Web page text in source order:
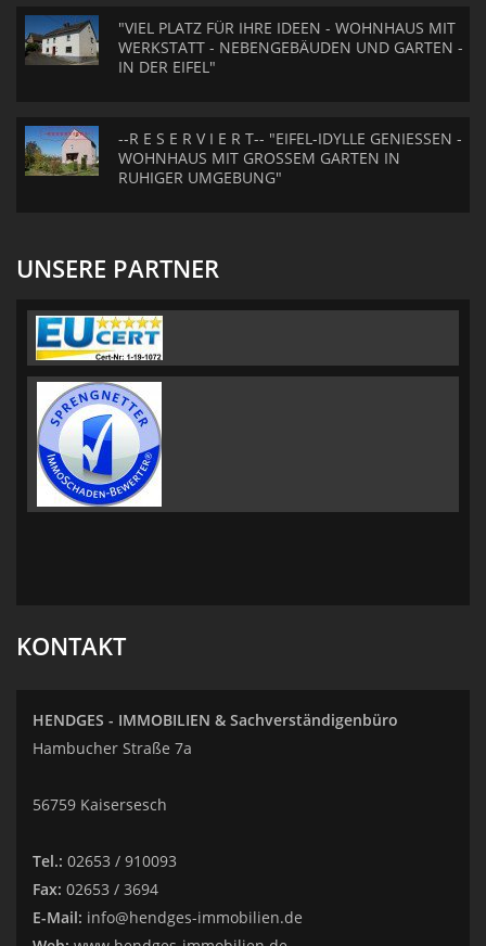
"VIEL PLATZ FÜR IHRE IDEEN - WOHNHAUS MIT
WERKSTATT - NEBENGEBÄUDEN UND GARTEN -
IN DER EIFEL"
--R E S E R V I E R T-- "EIFEL-IDYLLE GENIESSEN -
WOHNHAUS MIT GROSSEM GARTEN IN
RUHIGER UMGEBUNG"
UNSERE PARTNER
KONTAKT
HENDGES - IMMOBILIEN & Sachverständigenbüro
Hambucher Straße 7a
56759 Kaisersesch
Tel.: 02653 / 910093
Fax: 02653 / 3694
E-Mail: info@hendges-immobilien.de